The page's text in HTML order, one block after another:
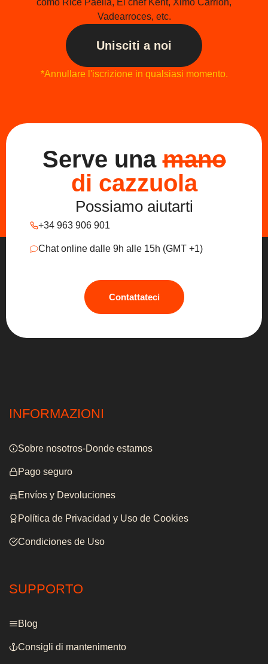
Vadearroces, etc.
Unisciti a noi
*Annullare l'iscrizione in qualsiasi momento.
Serve unamano
di cazzuola
Possiamo aiutarti
+34 963 906 901
Chat online dalle 9h alle 15h (GMT +1)
Contattateci
INFORMAZIONI
Sobre nosotros-Donde estamos
Pago seguro
Envíos y Devoluciones
Política de Privacidad y Uso de Cookies
Condiciones de Uso
SUPPORTO
Blog
Consigli di mantenimento